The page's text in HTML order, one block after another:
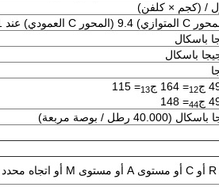
12= 164 ج 13
= 115
44
= 148